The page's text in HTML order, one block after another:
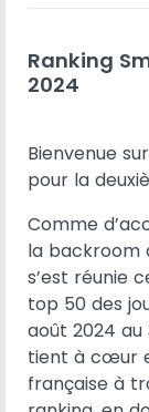
Ranking
2024
Bienvenue
pour la
Comme
la backroom
s’est réunie
top 50 des
août 2024 au
tient à cœur
française à